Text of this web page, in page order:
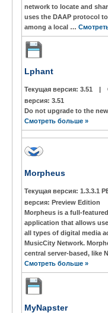
network to locate and
uses the DAAP protocol
among a local …
Lphant
Текущая версия: 3.51 |
версия: 3.51
Do not upgrade to the
Смотреть больше »
Morpheus
Текущая версия: 1.3.3.1
версия: Preview Edition
Morpheus is a full-
application that allows
all types of digital media
MusicCity Network.
central server-based, like
Смотреть больше »
MyNapster